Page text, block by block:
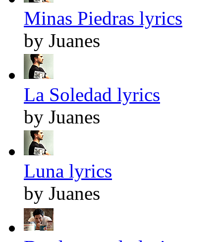
Minas Piedras lyrics
by Juanes
La Soledad lyrics
by Juanes
Luna lyrics
by Juanes